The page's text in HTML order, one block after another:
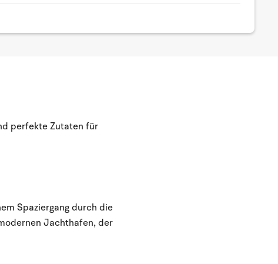
perfekte Zutaten für
Spaziergang durch die
Jachthafen, der